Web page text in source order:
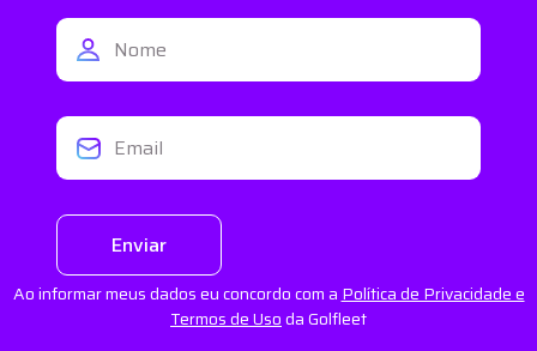
Enviar
Ao informar meus dados eu concordo com a Política de Privacidade e
Termos de Usoda Golfleet